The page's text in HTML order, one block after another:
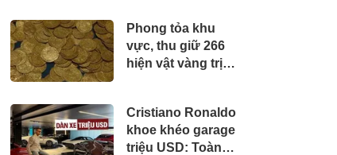
Phong tỏa khu
vực, thu giữ 266
hiện vật vàng trị
chồng phát hiện
khi thay sàn nhà
Cristiano Ronaldo
khoe khéo garage
triệu USD: Toàn